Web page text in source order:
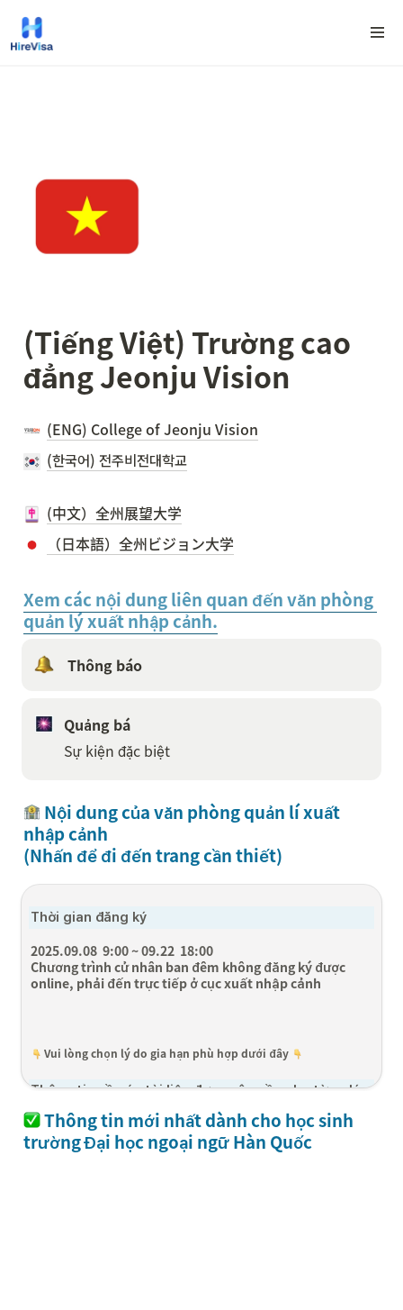
(Tiếng Việt) Trường cao
đẳng Jeonju Vision
(ENG) College of Jeonju Vision
(한국어) 전주비전대학교
(中文）全州展望大学
（日本語）全州ビジョン大学
Xem các nội dung liên quan đến văn phòng
quản lý xuất nhập cảnh.
Thông báo
Quảng bá
Sự kiện đặc biệt
Nội dung của văn phòng quản lí xuất
nhập cảnh
(Nhấn để đi đến trang cần thiết)
Thời gian đăng ký
2025.09.08  9:00 ~ 09.22  18:00
Chương trình cử nhân ban đêm không đăng ký được
online, phải đến trực tiếp ở cục xuất nhập cảnh
Vui lòng chọn lý do gia hạn phù hợp dưới đây
Thông tin về các tài liệu được yêu cầu cho từng lý
Thông tin mới nhất dành cho học sinh
trường Đại học ngoại ngữ Hàn Quốc